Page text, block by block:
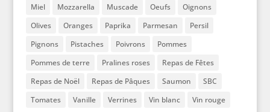
Miel Mozzarella Muscade Oeufs
Oignons
Olives
Oranges Paprika Parmesan
Persil
Pignons
Pistaches Poivrons
Pommes
Pommes de terre
Pralines roses
Repas de Fêtes
Repas de Noël
Repas de Pâques Saumon
SBC
Tomates
Vanille Verrines Vin blanc Vin rouge